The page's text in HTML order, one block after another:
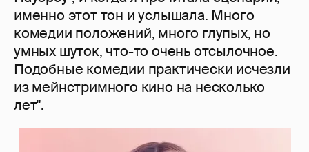
именно этот тон и услышала. Много
комедии положений, много глупых, но
умных шуток, что-то очень отсылочное.
Подобные комедии практически исчезли
из мейнстримного кино на несколько
лет".